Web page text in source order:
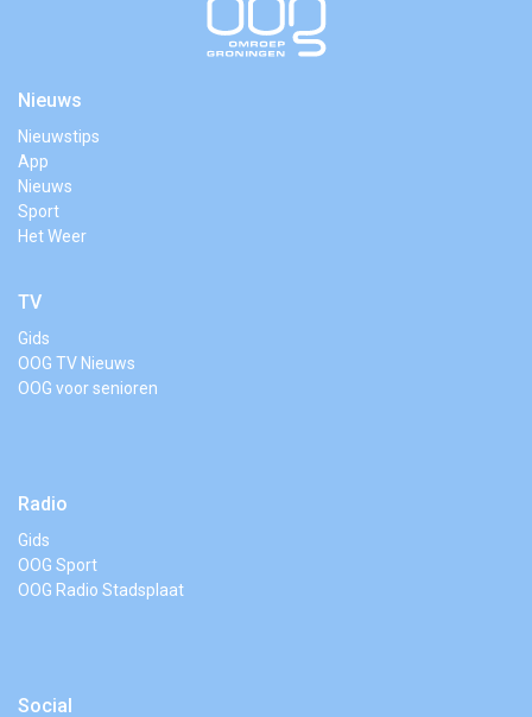
Nieuws
Nieuwstips
App
Nieuws
Sport
Het Weer
TV
Gids
OOG TV Nieuws
OOG voor senioren
Radio
Gids
OOG Sport
OOG Radio Stadsplaat
Social